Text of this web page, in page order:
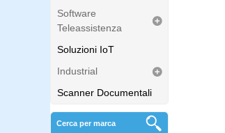
Software
Teleassistenza
Soluzioni IoT
Industrial
Scanner Documentali
Cerca per marca